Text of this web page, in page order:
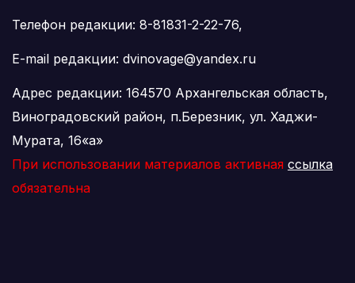
Телефон редакции: 8-81831-2-22-76,
E-mail редакции: dvinovage@yandex.ru
Адрес редакции: 164570 Архангельская область,
Виноградовский район, п.Березник, ул. Хаджи-
Мурата, 16«а»
При использовании материалов активная ссылка
обязательна